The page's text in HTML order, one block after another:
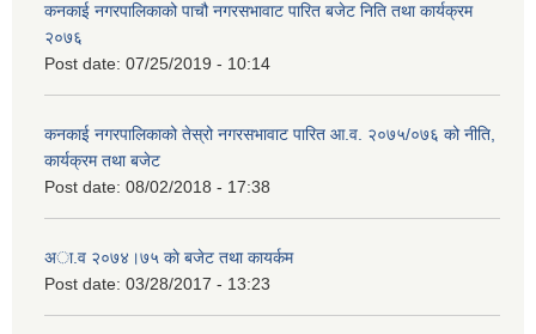
कनकाई नगरपालिकाको पाचौ नगरसभावाट पारित बजेट निति तथा कार्यक्रम
२०७६
Post date: 07/25/2019 - 10:14
कनकाई नगरपालिकाको तेस्रो नगरसभावाट पारित आ.व. २०७५/०७६ को नीति,
कार्यक्रम तथा बजेट
Post date: 08/02/2018 - 17:38
अा.व २०७४।७५ काे बजेट तथा कायर्कम
Post date: 03/28/2017 - 13:23